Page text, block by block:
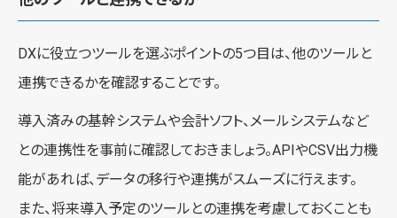
DXに役立つツールを選ぶポイントの5つ目は、他のツールと
連携できるかを確認することです。
導入済みの基幹システムや会計ソフト、メールシステムなど
との連携性を事前に確認しておきましょう。APIやCSV出力機
能があれば、データの移行や連携がスムーズに行えます。
また、将来導入予定のツールとの連携を考慮しておくことも